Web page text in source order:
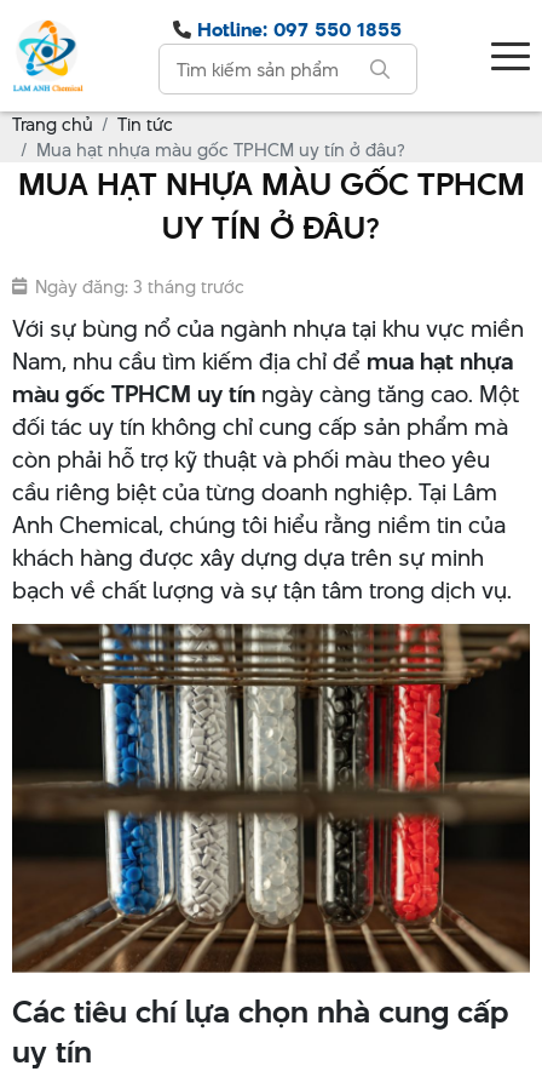
Hotline: 097 550 1855
Trang chủ
Tin tức
Mua hạt nhựa màu gốc TPHCM uy tín ở đâu?
MUA HẠT NHỰA MÀU GỐC TPHCM
UY TÍN Ở ĐÂU?
Ngày đăng: 3 tháng trước
Với sự bùng nổ của ngành nhựa tại khu vực miền
Nam, nhu cầu tìm kiếm địa chỉ để mua hạt nhựa
màu gốc TPHCM uy tín ngày càng tăng cao. Một
đối tác uy tín không chỉ cung cấp sản phẩm mà
còn phải hỗ trợ kỹ thuật và phối màu theo yêu
cầu riêng biệt của từng doanh nghiệp. Tại Lâm
Anh Chemical, chúng tôi hiểu rằng niềm tin của
khách hàng được xây dựng dựa trên sự minh
bạch về chất lượng và sự tận tâm trong dịch vụ.
Các tiêu chí lựa chọn nhà cung cấp
uy tín